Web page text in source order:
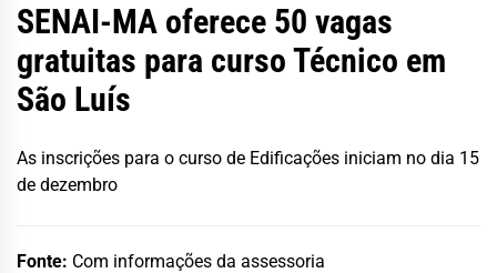
SENAI-MA oferece 50 vagas
gratuitas para curso Técnico em
São Luís
As inscrições para o curso de Edificações iniciam no dia 15
de dezembro
Fonte: Com informações da assessoria